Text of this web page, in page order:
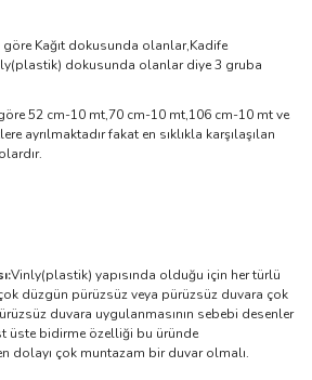
göre Kağıt dokusunda olanlar,Kadife
dokusunda olanlar diye 3 gruba
52 cm-10 mt,70 cm-10 mt,106 cm-10 mt ve
ayrılmaktadır fakat en sıklıkla karşılaşılan
Vinly(plastik) yapısında olduğu için her türlü
düzgün pürüzsüz veya pürüzsüz duvara çok
duvara uygulanmasının sebebi desenler
üste bidirme özelliği bu üründe
dolayı çok muntazam bir duvar olmalı.